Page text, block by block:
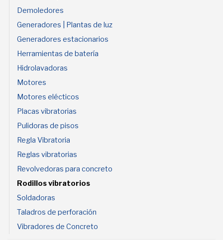
Demoledores
Generadores | Plantas de luz
Generadores estacionarios
Herramientas de batería
Hidrolavadoras
Motores
Motores elécticos
Placas vibratorias
Pulidoras de pisos
Regla Vibratoria
Reglas vibratorias
Revolvedoras para concreto
Rodillos vibratorios
Soldadoras
Taladros de perforación
Vibradores de Concreto